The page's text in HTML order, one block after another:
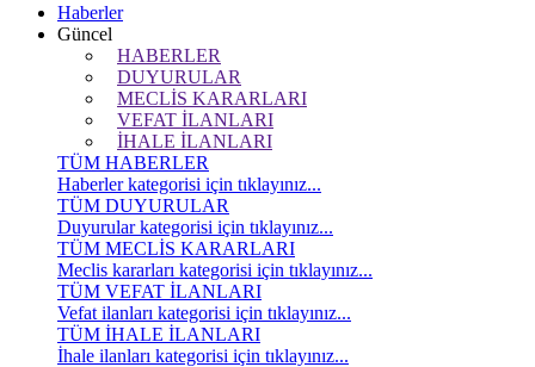
Haberler
Güncel
HABERLER
DUYURULAR
MECLİS KARARLARI
VEFAT İLANLARI
İHALE İLANLARI
TÜM HABERLER
Haberler kategorisi için tıklayınız...
TÜM DUYURULAR
Duyurular kategorisi için tıklayınız...
TÜM MECLİS KARARLARI
Meclis kararları kategorisi için tıklayınız...
TÜM VEFAT İLANLARI
Vefat ilanları kategorisi için tıklayınız...
TÜM İHALE İLANLARI
İhale ilanları kategorisi için tıklayınız...